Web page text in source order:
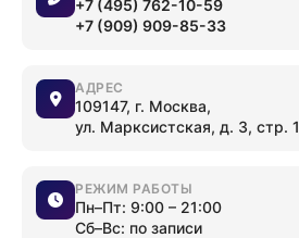
+7 (495) 762-10-59
+7 (909) 909-85-33
АДРЕС
109147, г. Москва,
ул. Марксистская, д. 3, стр. 1
РЕЖИМ РАБОТЫ
Пн–Пт: 9:00 – 21:00
Сб–Вс: по записи